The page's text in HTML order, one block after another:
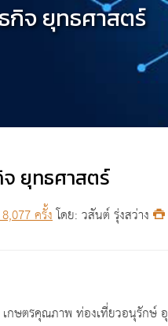
จ ยุทธศาสตร์
ยุทธศาสตร์
ครั้งโดย: วสันต์ รุ่งสว่าง
ตรคุณภาพ ท่องเที่ยวอนุรักษ์ อุ